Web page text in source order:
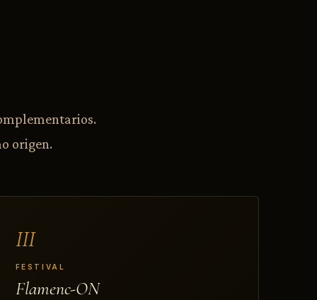
origen.
III
FESTIVAL
Flamenc-ON